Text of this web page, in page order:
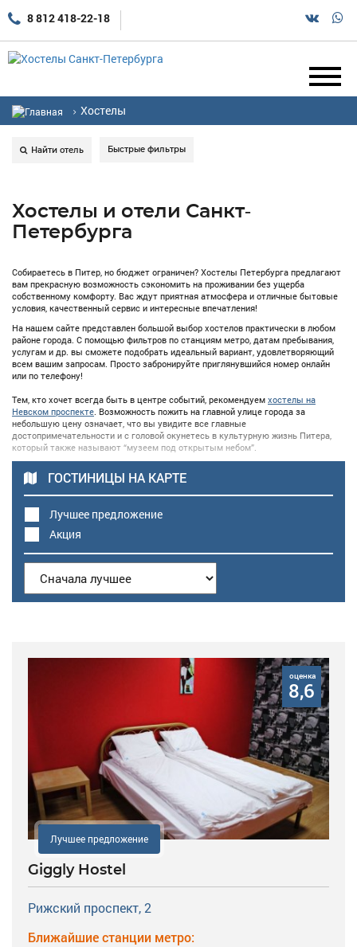
8 812 418-22-18
Хостелы
Найти отель Быстрые фильтры
Хостелы и отели Санкт-
Петербурга
Собираетесь в Питер, но бюджет ограничен? Хостелы Петербурга предлагают
вам прекрасную возможность сэкономить на проживании без ущерба
собственному комфорту. Вас ждут приятная атмосфера и отличные бытовые
условия, качественный сервис и интересные впечатления!
На нашем сайте представлен большой выбор хостелов практически в любом
районе города. С помощью фильтров по станциям метро, датам пребывания,
услугам и др. вы сможете подобрать идеальный вариант, удовлетворяющий
всем вашим запросам. Просто забронируйте приглянувшийся номер онлайн
или по телефону!
Тем, кто хочет всегда быть в центре событий, рекомендуем хостелы на
Невском проспекте. Возможность пожить на главной улице города за
небольшую цену означает, что вы увидите все главные
достопримечательности и с головой окунетесь в культурную жизнь Питера,
который также называют “музеем под открытым небом”.
ГОСТИНИЦЫ НА КАРТЕ
Лучшее предложение
Акция
оценка
8,6
Лучшее предложение
Giggly Hostel
Рижский проспект, 2
Ближайшие станции метро: